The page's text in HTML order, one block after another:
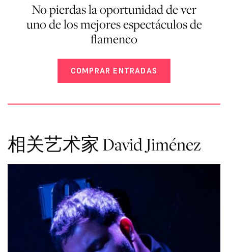
No pierdas la oportunidad de ver
uno de los mejores espectáculos de
flamenco
COMPRAR ENTRADAS
相关艺术家 David Jiménez